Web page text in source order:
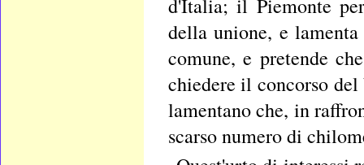
d'Italia; il Piemonte
della unione, e
comune, e pretende
chiedere il concorso
lamentano che, in
scarso numero di